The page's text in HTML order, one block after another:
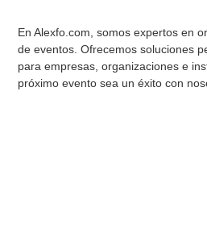
En Alexfo.com, somos expertos en
de eventos. Ofrecemos soluciones
para empresas, organizaciones e
próximo evento sea un éxito con